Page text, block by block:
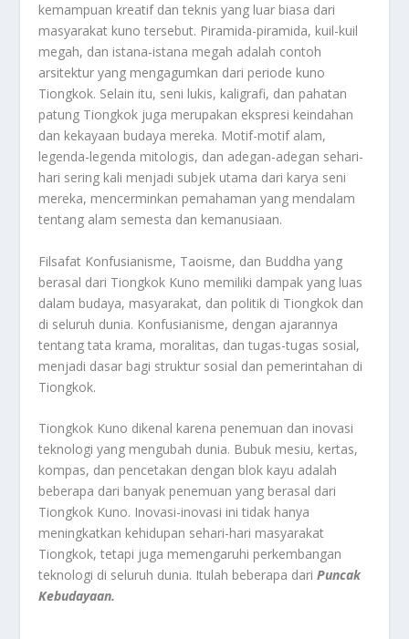
kemampuan kreatif dan teknis yang luar biasa dari
masyarakat kuno tersebut. Piramida-piramida, kuil-kuil
megah, dan istana-istana megah adalah contoh
arsitektur yang mengagumkan dari periode kuno
Tiongkok. Selain itu, seni lukis, kaligrafi, dan pahatan
patung Tiongkok juga merupakan ekspresi keindahan
dan kekayaan budaya mereka. Motif-motif alam,
legenda-legenda mitologis, dan adegan-adegan sehari-
hari sering kali menjadi subjek utama dari karya seni
mereka, mencerminkan pemahaman yang mendalam
tentang alam semesta dan kemanusiaan.
Filsafat Konfusianisme, Taoisme, dan Buddha yang
berasal dari Tiongkok Kuno memiliki dampak yang luas
dalam budaya, masyarakat, dan politik di Tiongkok dan
di seluruh dunia. Konfusianisme, dengan ajarannya
tentang tata krama, moralitas, dan tugas-tugas sosial,
menjadi dasar bagi struktur sosial dan pemerintahan di
Tiongkok.
Tiongkok Kuno dikenal karena penemuan dan inovasi
teknologi yang mengubah dunia. Bubuk mesiu, kertas,
kompas, dan pencetakan dengan blok kayu adalah
beberapa dari banyak penemuan yang berasal dari
Tiongkok Kuno. Inovasi-inovasi ini tidak hanya
meningkatkan kehidupan sehari-hari masyarakat
Tiongkok, tetapi juga memengaruhi perkembangan
teknologi di seluruh dunia. Itulah beberapa dariPuncak
Kebudayaan.